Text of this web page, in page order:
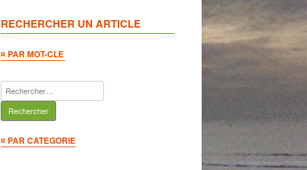
RECHERCHER UN ARTICLE
¤ PAR MOT-CLE
Rechercher :
¤ PAR CATEGORIE